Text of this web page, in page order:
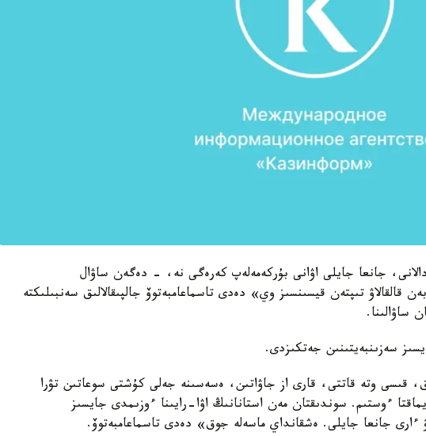
جانعا جايلى اۋانى بۇركەمەلەپ كەرەگى نە، - دەگەن ساۋال
قالقالاۋ تىپتەن قيسىنسىز وي» دەدى تاسماعامبەتوۆ جالپىقالالىق سەنبىلىكتە
سەزىنبەيتىنىن جەتكىزدى.
قىسى وتە قاتتى، قارى از جاۋاتىن، ەسەسىنە جەلى كۇشتى سوعاتىن تۋرا
ءوستىم. سوندىقتان مەن استانانىڭ اۋا-رايىنا ءوزىمدى جايسىز
ءارى جانعا جايلى. ەشقانداي ماسەلە جوق» دەدى تاسماعامبەتوۆ.